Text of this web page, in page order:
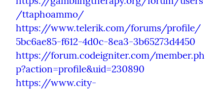
/ttaphoammo/
https://www.telerik.com/forums/profile/
5bc6ae85-f612-4d0c-8ea3-3b65273d4450
https://forum.codeigniter.com/member.ph
p?action=profile&uid=230890
https://www.city-